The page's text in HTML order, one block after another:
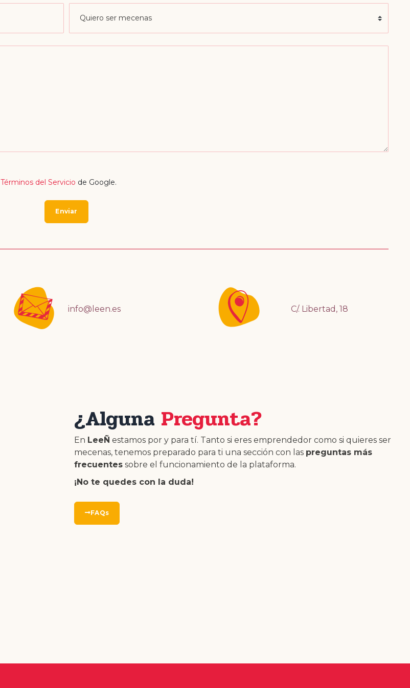
Términos del Servicio de Google.
Enviar
info@leen.es C/. Libertad, 18
¿Alguna Pregunta?
En LeeÑ estamos por y para tí. Tanto si eres emprendedor como si quieres ser
mecenas, tenemos preparado para ti una sección con las preguntas más
frecuentes sobre el funcionamiento de la plataforma.
¡No te quedes con la duda!
FAQs